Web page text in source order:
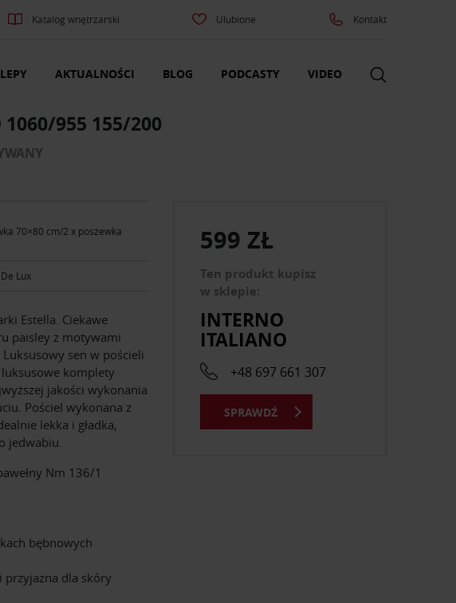
Katalog wnętrzarski Ulubione Kontakt
AKTUALNOŚCI BLOG PODCASTY VIDEO
1060/955 155/200
70×80 cm/2 x poszewka
Lux
Estella. Ciekawe
paisley z motywami
sen w pościeli
komplety
jakości wykonania
Pościel wykonana z
lekka i gładka,
jedwabiu.
Nm 136/1
bębnowych
przyjazna dla skóry
599 ZŁ
Ten produkt kupisz
w sklepie:
INTERNO
ITALIANO
+48 697 661 307
SPRAWDŹ